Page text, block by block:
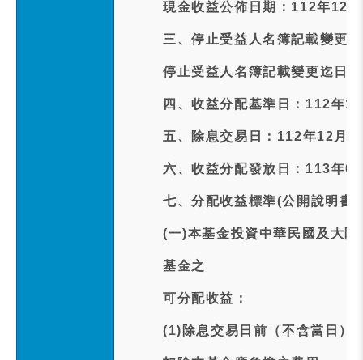
現金收益公佈日期：112年12
三、停止受益人名簿記載變更
停止受益人名簿記載變更迄日
四、收益分配基準日：112年
五、除息交易日：112年12月
六、收益分配發放日：113年
七、分配收益標準(公開說明書
(一)本基金投資中華民國及大
基金之
可分配收益：
(1)除息交易日前（不含當日）